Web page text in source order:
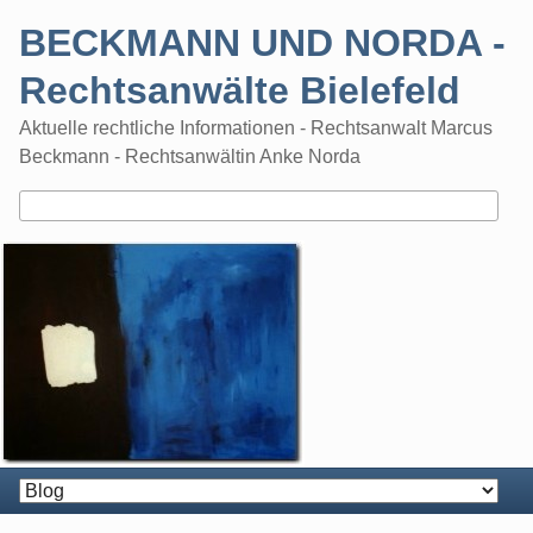
BECKMANN UND NORDA -
Rechtsanwälte Bielefeld
Aktuelle rechtliche Informationen - Rechtsanwalt Marcus
Beckmann - Rechtsanwältin Anke Norda